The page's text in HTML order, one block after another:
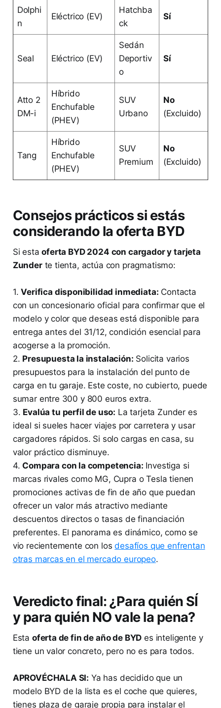
Dolphi
n
Eléctrico (EV)
Hatchba
ck
Sí
Seal Eléctrico (EV)
Sedán
Deportiv
o
Sí
Atto 2
DM-i
Híbrido
Enchufable
(PHEV)
SUV
Urbano
No
(Excluido)
Tang
Híbrido
Enchufable
(PHEV)
SUV
Premium
No
(Excluido)
Consejos prácticos si estás
considerando la oferta BYD
Si estaoferta BYD 2024 con cargador y tarjeta
Zunderte tienta, actúa con pragmatismo:
1.Verifica disponibilidad inmediata: Contacta
con un concesionario oficial para confirmar que el
modelo y color que deseas está disponible para
entrega antes del 31/12, condición esencial para
acogerse a la promoción.
2. Presupuesta la instalación: Solicita varios
presupuestos para la instalación del punto de
carga en tu garaje. Este coste, no cubierto, puede
sumar entre 300 y 800 euros extra.
3. Evalúa tu perfil de uso: La tarjeta Zunder es
ideal si sueles hacer viajes por carretera y usar
cargadores rápidos. Si solo cargas en casa, su
valor práctico disminuye.
4. Compara con la competencia: Investiga si
marcas rivales como MG, Cupra o Tesla tienen
promociones activas de fin de año que puedan
ofrecer un valor más atractivo mediante
descuentos directos o tasas de financiación
preferentes. El panorama es dinámico, como se
vio recientemente con losdesafíos que enfrentan
otras marcas en el mercado europeo.
Veredicto final: ¿Para quién SÍ
y para quién NO vale la pena?
Esta oferta de fin de año de BYD es inteligente y
tiene un valor concreto, pero no es para todos.
APROVÉCHALA SI: Ya has decidido que un
modelo BYD de la lista es el coche que quieres,
tienes plaza de garaje propia para instalar el